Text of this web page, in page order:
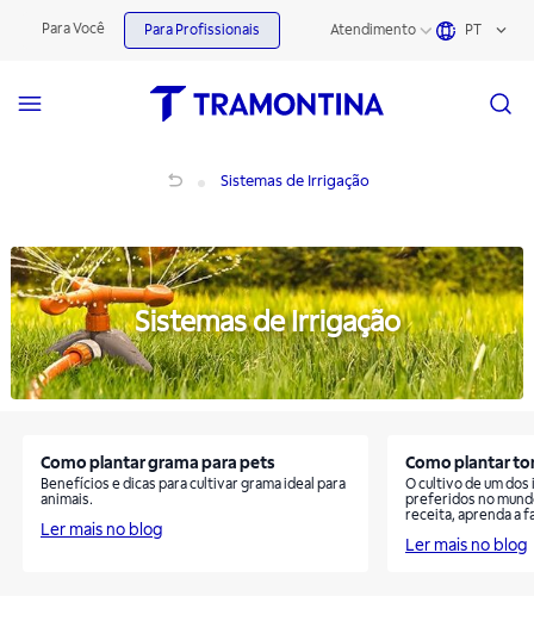
Para Você Para Profissionais Atendimento PT
Sistemas de Irrigação
Sistemas de Irrigação
Como plantar grama para pets
Benefícios e dicas para cultivar grama ideal para
animais.
Ler mais no blog
Como plantar
O cultivo de um
preferidos no
receita, aprenda a
Ler mais no blog
Sistemas de Irrigação | Tramontina